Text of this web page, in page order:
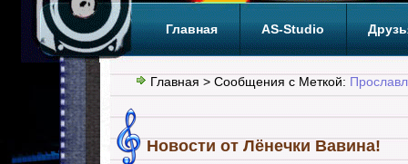
Главная AS-Studio
Теги ТОП
Главная > Сообщения с Меткой:
Новости от Лёнечки Вавина!